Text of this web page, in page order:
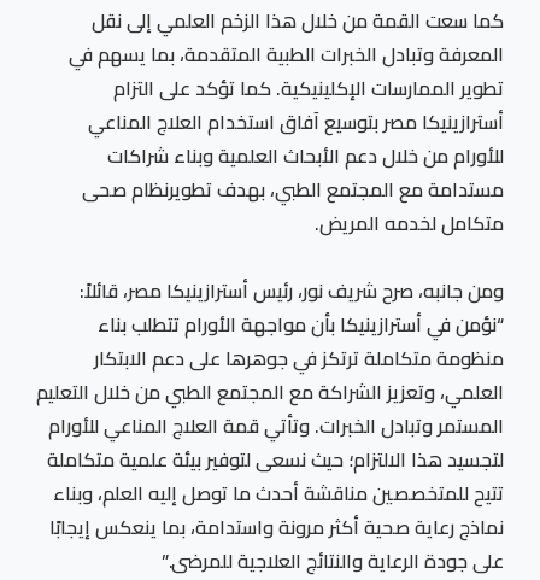
كما سعت القمة من خلال هذا الزخم العلمي إلى نقل
المعرفة وتبادل الخبرات الطبية المتقدمة، بما يسهم في
تطوير الممارسات الإكلينيكية. كما تؤكد على التزام
أسترازينيكا مصر بتوسيع آفاق استخدام العلاج المناعي
للأورام من خلال دعم الأبحاث العلمية وبناء شراكات
مستدامة مع المجتمع الطبي، بهدف تطويرنظام صحى
متكامل لخدمه المريض.
ومن جانبه، صرح شريف نور، رئيس أسترازينيكا مصر، قائلاً:
“نؤمن في أسترازينيكا بأن مواجهة الأورام تتطلب بناء
منظومة متكاملة ترتكز في جوهرها على دعم الابتكار
العلمي، وتعزيز الشراكة مع المجتمع الطبي من خلال التعليم
المستمر وتبادل الخبرات. وتأتي قمة العلاج المناعي للأورام
لتجسيد هذا الالتزام؛ حيث نسعى لتوفير بيئة علمية متكاملة
تتيح للمتخصصين مناقشة أحدث ما توصل إليه العلم، وبناء
نماذج رعاية صحية أكثر مرونة واستدامة، بما ينعكس إيجابًا
على جودة الرعاية والنتائج العلاجية للمرضى.”